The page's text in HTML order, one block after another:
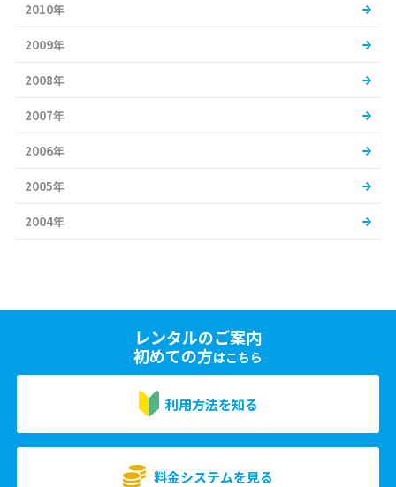
2010年
2009年
2008年
2007年
2006年
2005年
2004年
レンタルのご案内
初めての方はこちら
利用方法を知る
料金システムを見る